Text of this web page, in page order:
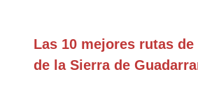
Las 10 mejores rutas
de la Sierra de